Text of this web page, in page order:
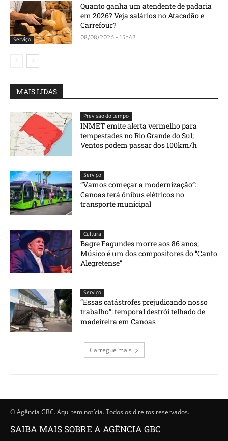
Serviço
Quanto ganha um atendente de padaria
em 2026? Veja salários no Atacadão e
Carrefour?
08/08/2026 - 15h47
MAIS LIDAS
Previsão do tempo
INMET emite alerta vermelho para
tempestades no Rio Grande do Sul;
Ventos podem passar dos 100km/h
Serviço
“Vamos começar a modernização”:
Canoas terá ônibus elétricos no
transporte municipal
Cultura
Bagre Fagundes morre aos 86 anos;
Músico é um dos compositores do “Canto
Alegretense”
Serviço
“Essas catástrofes prejudicando nosso
trabalho”: temporal destrói telhado de
madeireira em Canoas
Carregue mais
© Agência GBC. Aqui tem notícia. Todos os direitos reservados.
SAIBA MAIS SOBRE A AGÊNCIA GBC